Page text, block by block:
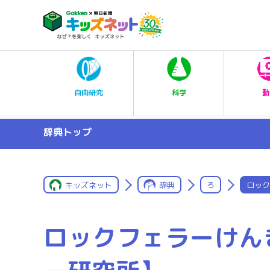
自由研究 科学
辞典トップ
キッズネット 辞典 ろ ロッ
ロックフェラーけ